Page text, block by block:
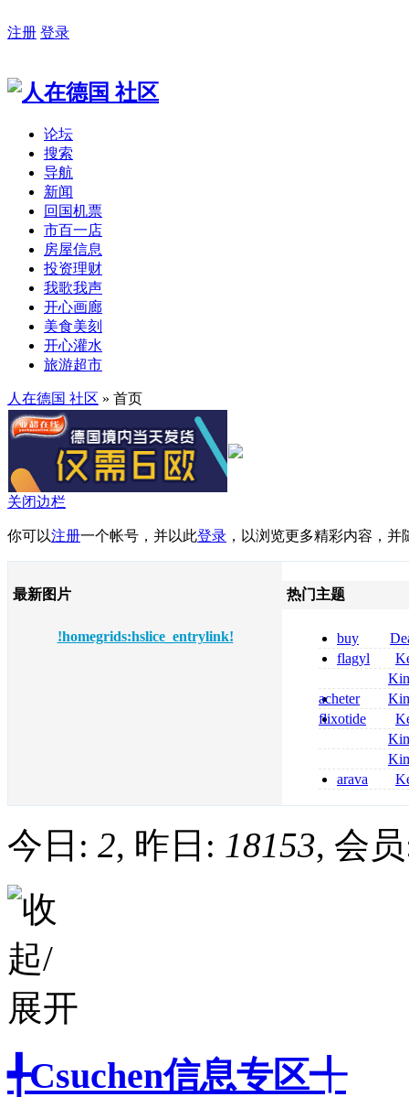
注册 登录
论坛
搜索
导航
新闻
回国机票
市百一店
房屋信息
投资理财
我歌我声
开心画廊
美食美刻
开心灌水
旅游超市
人在德国 社区 » 首页
关闭边栏
你可以注册一个帐号，并以此登录 ，以浏览更多精彩内容，
最新图片
!homegrids:hslice_entrylink!
热门主题
buy
pregabalin
pregabalin
flagyl
online
bestellen
nolvadex
nolvadex
acheter
celebrex
flixotide
junior kaufen
métronidazole
2026
coumadin
arava
今日: 2, 昨日: 18153, 会
╃Csuchen信息专区╃